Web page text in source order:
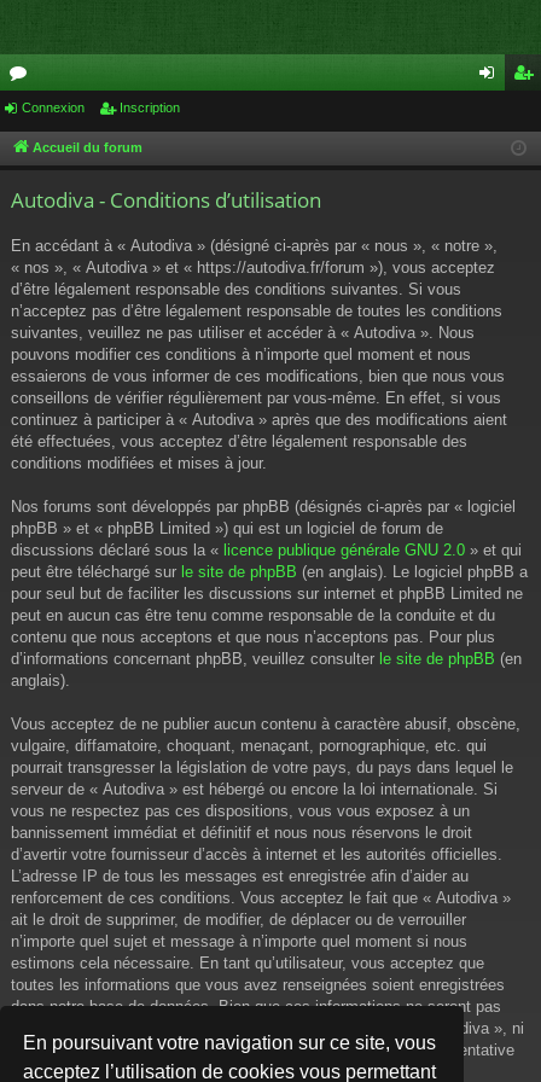
En poursuivant votre navigation sur ce site, vous
acceptez l’utilisation de cookies vous permettant
or
u cri
Connexion Inscription
Accueil du forum
Autodiva - Conditions d’utilisation
En accédant à « Autodiva » (désigné ci-après par « nous », « notre »,
« nos », « Autodiva » et « https://autodiva.fr/forum »), vous acceptez
d’être légalement responsable des conditions suivantes. Si vous
n’acceptez pas d’être légalement responsable de toutes les conditions
suivantes, veuillez ne pas utiliser et accéder à « Autodiva ». Nous
pouvons modifier ces conditions à n’importe quel moment et nous
essaierons de vous informer de ces modifications, bien que nous vous
conseillons de vérifier régulièrement par vous-même. En effet, si vous
continuez à participer à « Autodiva » après que des modifications aient
été effectuées, vous acceptez d’être légalement responsable des
conditions modifiées et mises à jour.
Nos forums sont développés par phpBB (désignés ci-après par « logiciel
phpBB » et « phpBB Limited ») qui est un logiciel de forum de
discussions déclaré sous la « licence publique générale GNU 2.0 » et qui
peut être téléchargé sur le site de phpBB (en anglais). Le logiciel phpBB a
pour seul but de faciliter les discussions sur internet et phpBB Limited ne
peut en aucun cas être tenu comme responsable de la conduite et du
contenu que nous acceptons et que nous n’acceptons pas. Pour plus
d’informations concernant phpBB, veuillez consulter le site de phpBB (en
anglais).
Vous acceptez de ne publier aucun contenu à caractère abusif, obscène,
vulgaire, diffamatoire, choquant, menaçant, pornographique, etc. qui
pourrait transgresser la législation de votre pays, du pays dans lequel le
serveur de « Autodiva » est hébergé ou encore la loi internationale. Si
vous ne respectez pas ces dispositions, vous vous exposez à un
bannissement immédiat et définitif et nous nous réservons le droit
d’avertir votre fournisseur d’accès à internet et les autorités officielles.
L’adresse IP de tous les messages est enregistrée afin d’aider au
renforcement de ces conditions. Vous acceptez le fait que « Autodiva »
ait le droit de supprimer, de modifier, de déplacer ou de verrouiller
n’importe quel sujet et message à n’importe quel moment si nous
estimons cela nécessaire. En tant qu’utilisateur, vous acceptez que
toutes les informations que vous avez renseignées soient enregistrées
dans notre base de données. Bien que ces informations ne seront pas
diffusées à une tierce partie sans votre consentement, ni « Autodiva », ni
phpBB, ne pourront être tenus comme responsables en cas de tentative
de piratage informatique visant à compromettre vos données.